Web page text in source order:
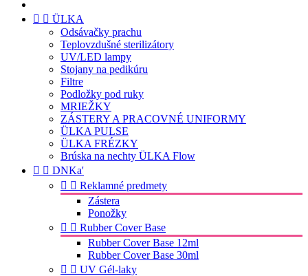
  ÜLKA
Odsávačky prachu
Teplovzdušné sterilizátory
UV/LED lampy
Stojany na pedikúru
Filtre
Podložky pod ruky
MRIEŽKY
ZÁSTERY A PRACOVNÉ UNIFORMY
ÜLKA PULSE
ÜLKA FRÉZKY
Brúska na nechty ÜLKA Flow
  DNKa'
  Reklamné predmety
Zástera
Ponožky
  Rubber Cover Base
Rubber Cover Base 12ml
Rubber Cover Base 30ml
  UV Gél-laky